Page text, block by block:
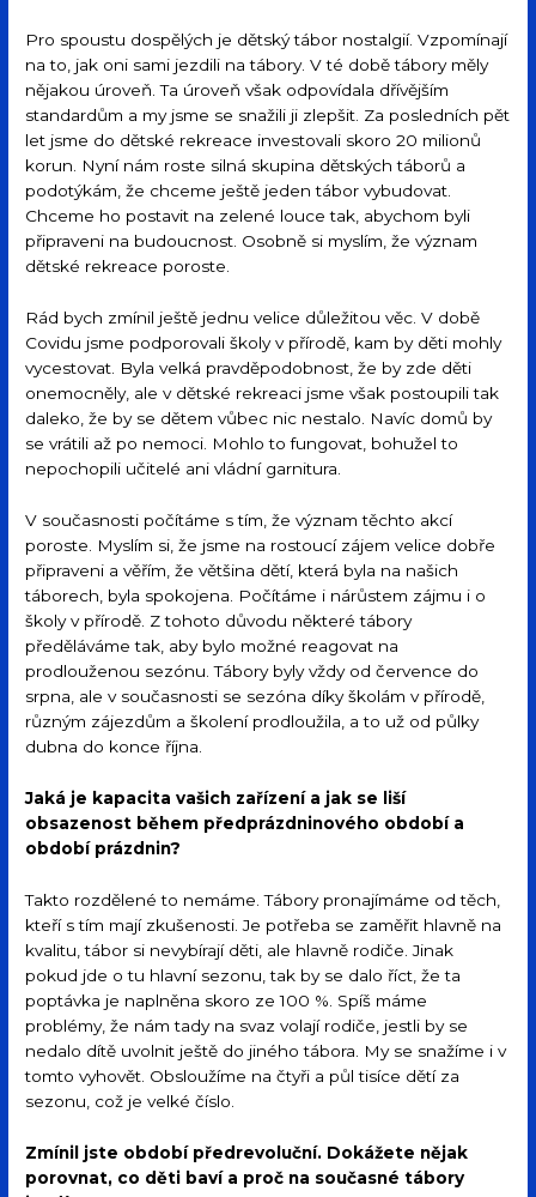
Pro spoustu dospělých je dětský tábor nostalgií. Vzpomínají
na to, jak oni sami jezdili na tábory. V té době tábory měly
nějakou úroveň. Ta úroveň však odpovídala dřívějším
standardům a my jsme se snažili ji zlepšit. Za posledních pět
let jsme do dětské rekreace investovali skoro 20 milionů
korun. Nyní nám roste silná skupina dětských táborů a
podotýkám, že chceme ještě jeden tábor vybudovat.
Chceme ho postavit na zelené louce tak, abychom byli
připraveni na budoucnost. Osobně si myslím, že význam
dětské rekreace poroste.
Rád bych zmínil ještě jednu velice důležitou věc. V době
Covidu jsme podporovali školy v přírodě, kam by děti mohly
vycestovat. Byla velká pravděpodobnost, že by zde děti
onemocněly, ale v dětské rekreaci jsme však postoupili tak
daleko, že by se dětem vůbec nic nestalo. Navíc domů by
se vrátili až po nemoci. Mohlo to fungovat, bohužel to
nepochopili učitelé ani vládní garnitura.
V současnosti počítáme s tím, že význam těchto akcí
poroste. Myslím si, že jsme na rostoucí zájem velice dobře
připraveni a věřím, že většina dětí, která byla na našich
táborech, byla spokojena. Počítáme i nárůstem zájmu i o
školy v přírodě. Z tohoto důvodu některé tábory
předěláváme tak, aby bylo možné reagovat na
prodlouženou sezónu. Tábory byly vždy od července do
srpna, ale v současnosti se sezóna díky školám v přírodě,
různým zájezdům a školení prodloužila, a to už od půlky
dubna do konce října.
Jaká je kapacita vašich zařízení a jak se liší
obsazenost během předprázdninového období a
období prázdnin?
Takto rozdělené to nemáme. Tábory pronajímáme od těch,
kteří s tím mají zkušenosti. Je potřeba se zaměřit hlavně na
kvalitu, tábor si nevybírají děti, ale hlavně rodiče. Jinak
pokud jde o tu hlavní sezonu, tak by se dalo říct, že ta
poptávka je naplněna skoro ze 100 %. Spíš máme
problémy, že nám tady na svaz volají rodiče, jestli by se
nedalo dítě uvolnit ještě do jiného tábora. My se snažíme i v
tomto vyhovět. Obsloužíme na čtyři a půl tisíce dětí za
sezonu, což je velké číslo.
Zmínil jste období předrevoluční. Dokážete nějak
porovnat, co děti baví a proč na současné tábory